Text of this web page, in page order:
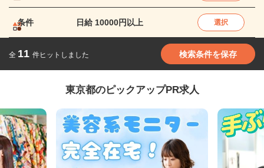
条件 日給 10000円以上 選択
全 11 件ヒットしました 検索条件を保存
東京都のピックアップPR求人